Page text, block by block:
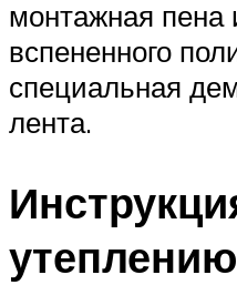
монтажная пена
вспененного
специальная
лента.
утеплению